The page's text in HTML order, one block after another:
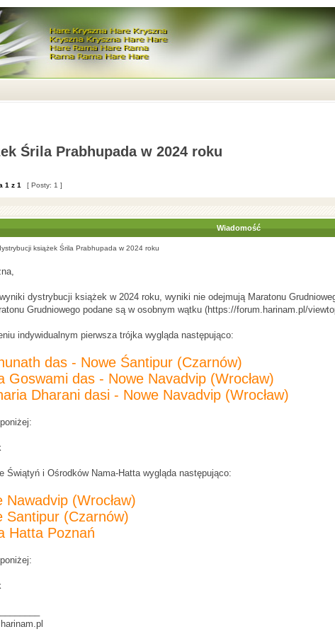
Śrila Prabhupada w 2024 roku
1 z 1 [ Posty: 1 ]
Wiadomość
książek Śrila Prabhupada w 2024 roku
dystrybucji książek w 2024 roku, wyniki nie odejmują Maratonu
Grudniowego podane są w osobnym wątku (https://forum.harinam.pl/
indywidualnym pierwsza trójka wygląda następująco:
das - Nowe Śantipur (Czarnów)
Goswami das - Nowe Navadvip (Wrocław)
Dharani dasi - Nowe Navadvip (Wrocław)
Świątyń i Ośrodków Nama-Hatta wygląda następująco:
Nawadvip (Wrocław)
Santipur (Czarnów)
Hatta Poznań